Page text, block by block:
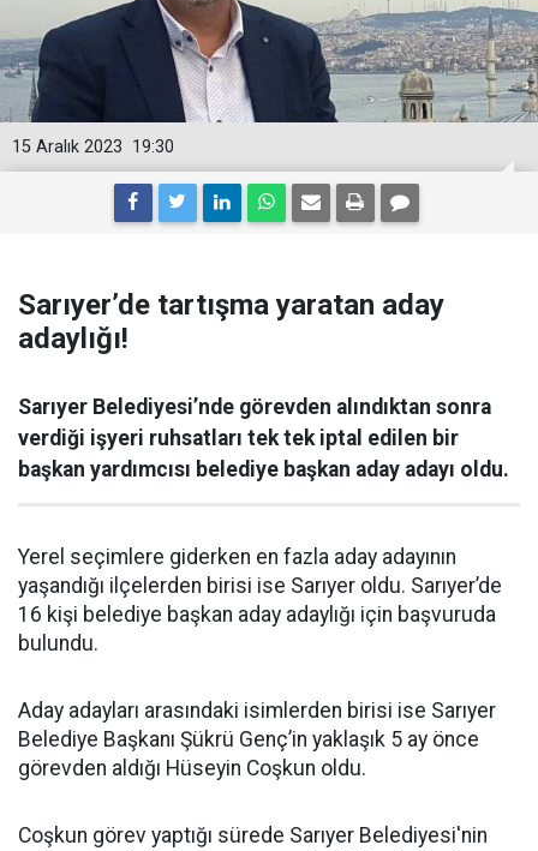
19:30
15 Aralık 2023
Sarıyer’de tartışma yaratan aday
adaylığı!
Sarıyer Belediyesi’nde görevden alındıktan sonra
verdiği işyeri ruhsatları tek tek iptal edilen bir
başkan yardımcısı belediye başkan aday adayı oldu.
Yerel seçimlere giderken en fazla aday adayının
yaşandığı ilçelerden birisi ise Sarıyer oldu. Sarıyer’de
16 kişi belediye başkan aday adaylığı için başvuruda
bulundu.
Aday adayları arasındaki isimlerden birisi ise Sarıyer
Belediye Başkanı Şükrü Genç’in yaklaşık 5 ay önce
görevden aldığı Hüseyin Coşkun oldu.
Coşkun görev yaptığı sürede Sarıyer Belediyesi'nin